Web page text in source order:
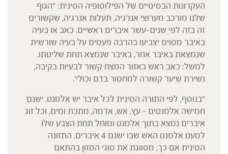
העקרונות הבסיסיים של הפילוסופיה הסינית: ״הגוף
שלנו מורכב מערוצי אנרגיה, תעלות אנרגיה, שקשורים
זה בזה לפי שנים-עשר איברים ראשיים. כאב או בעיה
באיבר מסוים יצביעו בהרבה פעמים על בעיה שורשית
שנמצאת באיבר אחר, באיבר שנמצא תחת שליטתו.
למשל: כאב ראש באזור המצח קשור לבעיות בקיבה,
נשירת שיער קשורה למחסור בדם וכולי׳.
״בנוסף, לפי התורה הסינית לכל איבר יש אלמנט. ישנם
חמישה אלמנטים – עץ, אש, אדמה, מתכת ומים, וכל זוג
איברים נמצא בתוך אלמנט ומוחל תחת הצבע שלו
למעט אלמנט האש שבו ישנם 4 איברים. התזונה
הסינית אם כך, מסווגת את סוגי המזון בהתאם